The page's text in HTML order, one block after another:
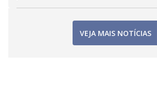
VEJA MAIS NOTÍCIAS